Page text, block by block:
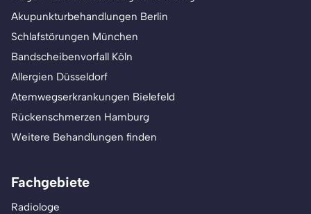
Akupunkturbehandlungen Berlin
Schlafstörungen München
Bandscheibenvorfall Köln
Allergien Düsseldorf
Atemwegserkrankungen Bielefeld
Rückenschmerzen Hamburg
Weitere Behandlungen finden
Fachgebiete
Radiologe